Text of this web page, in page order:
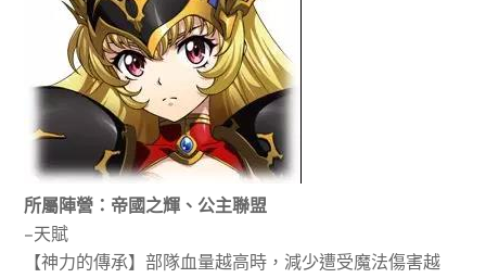
所屬陣營：帝國之輝、公主聯盟
–天賦
【神力的傳承】部隊血量越高時，減少遭受魔法傷害越